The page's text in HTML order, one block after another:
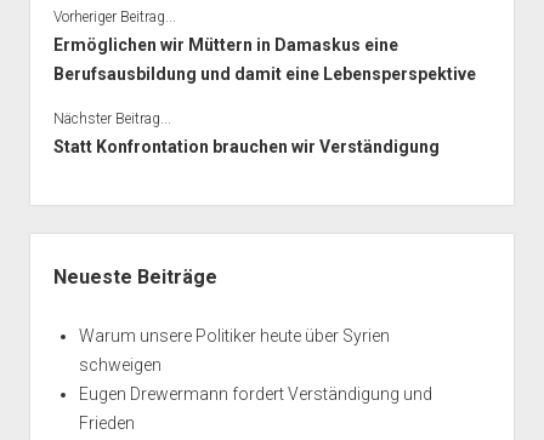
Vorheriger Beitrag...
Ermöglichen wir Müttern in Damaskus eine
Berufsausbildung und damit eine Lebensperspektive
Nächster Beitrag...
Statt Konfrontation brauchen wir Verständigung
Neueste Beiträge
Warum unsere Politiker heute über Syrien
schweigen
Eugen Drewermann fordert Verständigung und
Frieden